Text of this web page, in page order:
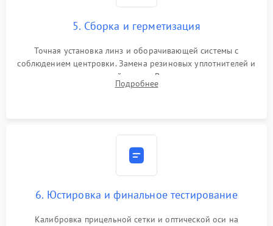
5. Сборка и герметизация
Точная установка линз и оборачивающей системы с
соблюдением центровки. Замена резиновых уплотнителей и
нанесение влагозащитной смазки. Вакуумирование корпуса
и заполнение его осушенным азотом или аргоном для
Подробнее
6. Юстировка и финальное тестирование
Калибровка прицельной сетки и оптической оси на